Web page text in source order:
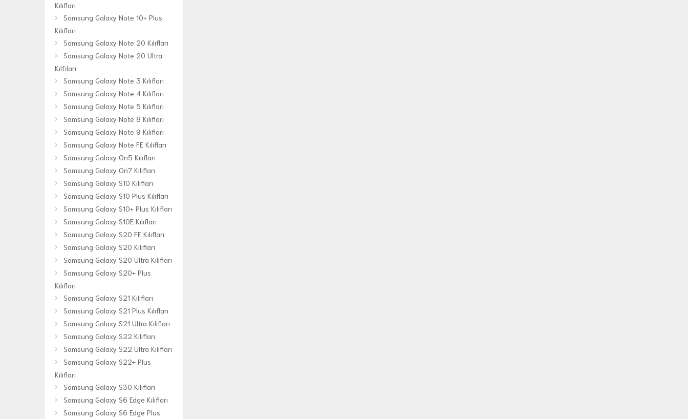
Kılıfları
Samsung Galaxy Note 10+ Plus
Kılıfları
Samsung Galaxy Note 20 Kılıfları
Samsung Galaxy Note 20 Ultra
Kılfıları
Samsung Galaxy Note 3 Kılıfları
Samsung Galaxy Note 4 Kılıfları
Samsung Galaxy Note 5 Kılıfları
Samsung Galaxy Note 8 Kılıfları
Samsung Galaxy Note 9 Kılıfları
Samsung Galaxy Note FE Kılıfları
Samsung Galaxy On5 Kılıfları
Samsung Galaxy On7 Kılıfları
Samsung Galaxy S10 Kılıfları
Samsung Galaxy S10 Plus Kılıfları
Samsung Galaxy S10+ Plus Kılıfları
Samsung Galaxy S10E Kılıfları
Samsung Galaxy S20 FE Kılıfları
Samsung Galaxy S20 Kılıfları
Samsung Galaxy S20 Ultra Kılıfları
Samsung Galaxy S20+ Plus
Kılıfları
Samsung Galaxy S21 Kılıfları
Samsung Galaxy S21 Plus Kılıfları
Samsung Galaxy S21 Ultra Kılıfları
Samsung Galaxy S22 Kılıfları
Samsung Galaxy S22 Ultra Kılıfları
Samsung Galaxy S22+ Plus
Kılıfları
Samsung Galaxy S30 Kılıfları
Samsung Galaxy S6 Edge Kılıfları
Samsung Galaxy S6 Edge Plus